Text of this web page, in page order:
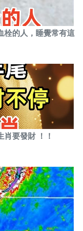
栓的人，睡覺常有這
要發財 ！！